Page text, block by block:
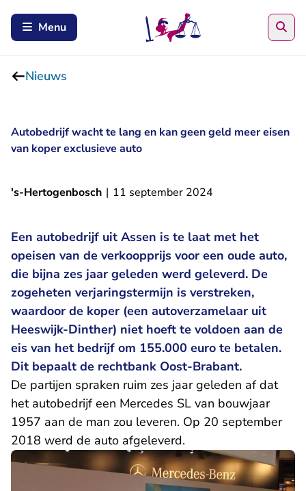
Menu
Nieuws
Autobedrijf wacht te lang en kan geen geld meer eisen
van koper exclusieve auto
's-Hertogenbosch | 11 september 2024
Een autobedrijf uit Assen is te laat met het
opeisen van de verkoopprijs voor een oude auto,
die bijna zes jaar geleden werd geleverd. De
zogeheten verjaringstermijn is verstreken,
waardoor de koper (een autoverzamelaar uit
Heeswijk-Dinther) niet hoeft te voldoen aan de
eis van het bedrijf om 155.000 euro te betalen.
Dit bepaalt de rechtbank Oost-Brabant.
De partijen spraken ruim zes jaar geleden af dat
het autobedrijf een Mercedes SL van bouwjaar
1957 aan de man zou leveren. Op 20 september
2018 werd de auto afgeleverd.